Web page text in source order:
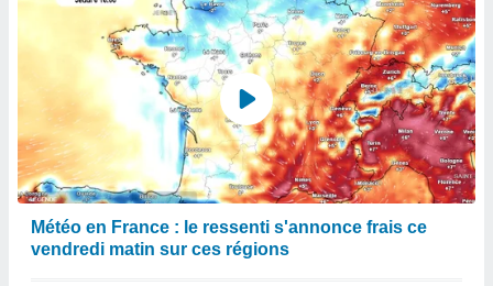
Météo en France : le ressenti s'annonce frais ce
vendredi matin sur ces régions